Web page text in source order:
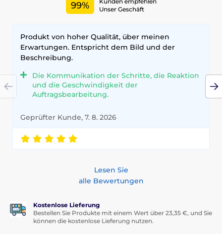
99%
Unser Geschäft
Produkt von hoher Qualität, über meinen
Erwartungen. Entspricht dem Bild und der
Beschreibung.
Die Kommunikation der Schritte, die Reaktion
und die Geschwindigkeit der
Auftragsbearbeitung.
Geprüfter Kunde, 7. 8. 2026
Lesen Sie
alle Bewertungen
Kostenlose Lieferung
Bestellen Sie Produkte mit einem Wert über 23,35 €, und Sie
können die kostenlose Lieferung nutzen.